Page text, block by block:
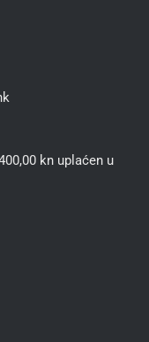
kn uplaćen u